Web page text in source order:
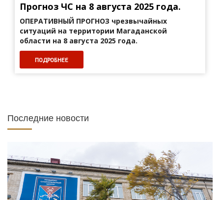
Прогноз ЧС на 8 августа 2025 года.
ОПЕРАТИВНЫЙ ПРОГНОЗ чрезвычайных
ситуаций на территории Магаданской
области на 8 августа 2025 года.
ПОДРОБНЕЕ
Последние новости